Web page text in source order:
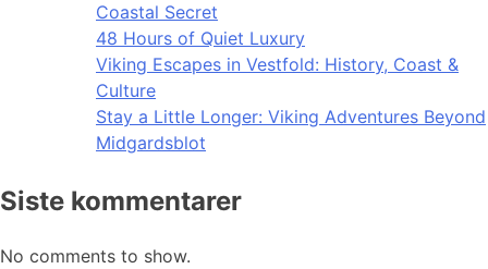
Coastal Secret
48 Hours of Quiet Luxury
Viking Escapes in Vestfold: History, Coast &
Culture
Stay a Little Longer: Viking Adventures Beyond
Midgardsblot
Siste kommentarer
No comments to show.